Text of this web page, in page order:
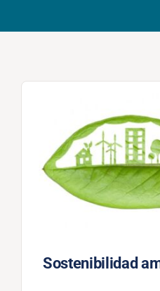
Sostenibilidad